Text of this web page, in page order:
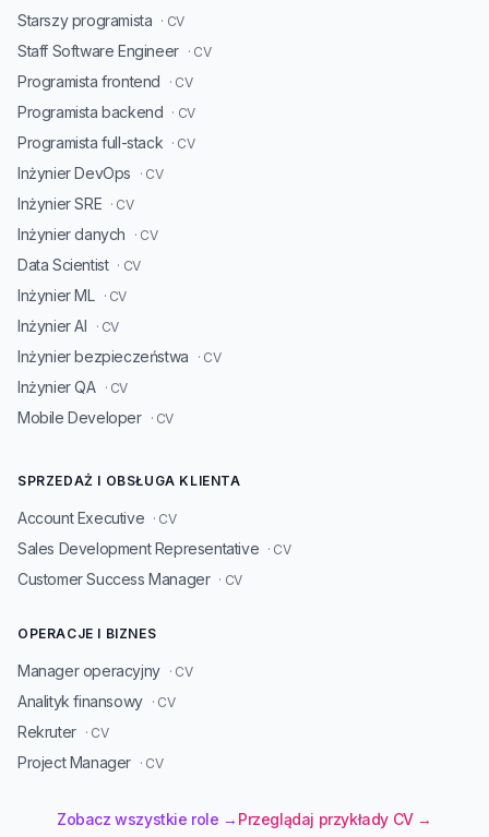
Starszy programista · CV
Staff Software Engineer · CV
Programista frontend · CV
Programista backend · CV
Programista full-stack · CV
Inżynier DevOps · CV
Inżynier SRE · CV
Inżynier danych · CV
Data Scientist · CV
Inżynier ML · CV
Inżynier AI · CV
Inżynier bezpieczeństwa · CV
Inżynier QA · CV
Mobile Developer · CV
SPRZEDAŻ I OBSŁUGA KLIENTA
Account Executive · CV
Sales Development Representative · CV
Customer Success Manager · CV
OPERACJE I BIZNES
Manager operacyjny · CV
Analityk finansowy · CV
Rekruter · CV
Project Manager · CV
Zobacz wszystkie role → Przeglądaj przykłady CV →